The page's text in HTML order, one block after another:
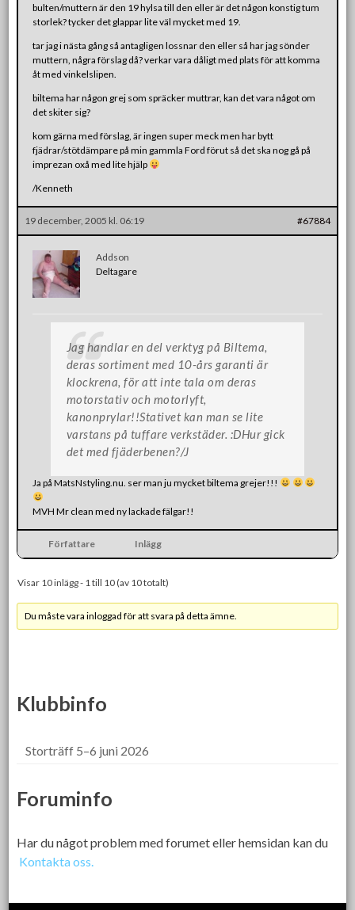
bulten/muttern är den 19 hylsa till den eller är det någon konstig tum
storlek? tycker det glappar lite väl mycket med 19.
tar jag i nästa gång så antagligen lossnar den eller så har jag sönder
muttern, några förslag då? verkar vara dåligt med plats för att komma
åt med vinkelslipen.
biltema har någon grej som spräcker muttrar, kan det vara något om
det skiter sig?
kom gärna med förslag, är ingen super meck men har bytt
fjädrar/stötdämpare på min gammla Ford förut så det ska nog gå på
imprezan oxå med lite hjälp
/Kenneth
19 december, 2005 kl. 06:19 #67884
Addson
Deltagare
Jag handlar en del verktyg på Biltema,
deras sortiment med 10-års garanti är
klockrena, för att inte tala om deras
motorstativ och motorlyft,
kanonprylar!!Stativet kan man se lite
varstans på tuffare verkstäder. :DHur gick
det med fjäderbenen?/J
Ja på MatsNstyling.nu. ser man ju mycket biltema grejer!!!
MVH Mr clean med ny lackade fälgar!!
Författare Inlägg
Visar 10 inlägg - 1 till 10 (av 10 totalt)
Du måste vara inloggad för att svara på detta ämne.
Klubbinfo
Storträff 5–6 juni 2026
Foruminfo
Har du något problem med forumet eller hemsidan kan du
Kontakta oss.